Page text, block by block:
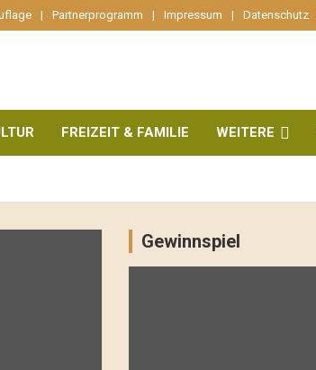
Partnerprogramm Impressum Datenschutz
FREIZEIT & FAMILIE WEITERE
Gewinnspiel